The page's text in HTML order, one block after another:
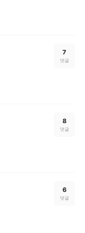
7
댓글
8
댓글
6
댓글